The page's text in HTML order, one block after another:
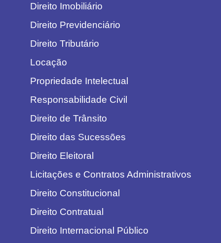
Direito Imobiliário
Direito Previdenciário
Direito Tributário
Locação
Propriedade Intelectual
Responsabilidade Civil
Direito de Trânsito
Direito das Sucessões
Direito Eleitoral
Licitações e Contratos Administrativos
Direito Constitucional
Direito Contratual
Direito Internacional Público